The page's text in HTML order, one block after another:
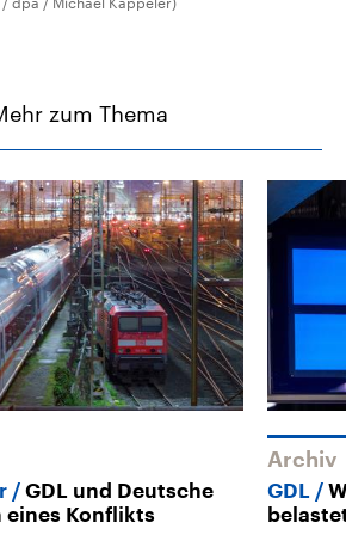
zum Thema
GDL und Deutsche
eines Konflikts
Archiv
GDL